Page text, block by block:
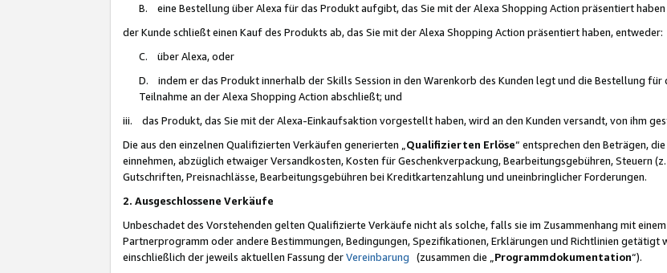
B. eine Bestellung über Alexa für das Produkt aufgibt, das Sie mit der Alexa Shopping Action präsentiert haben
der Kunde schließt einen Kauf des Produkts ab, das Sie mit der Alexa Shopping Action präsentiert haben, entweder:
C. über Alexa, oder
D. indem er das Produkt innerhalb der Skills Session in den Warenkorb des Kunden legt und die Bestellung
Teilnahme an der Alexa Shopping Action abschließt; und
iii. das Produkt, das Sie mit der Alexa-Einkaufsaktion vorgestellt haben, wird an den Kunden versandt, von ihm
Die aus den einzelnen Qualifizierten Verkäufen generierten „ Qualifizierten Erlöse“ entsprechen den Beträgen,
einnehmen, abzüglich etwaiger Versandkosten, Kosten für Geschenkverpackung, Bearbeitungsgebühren, Steuern
Gutschriften, Preisnachlässe, Bearbeitungsgebühren bei Kreditkartenzahlung und uneinbringlicher Forderungen.
2. Ausgeschlossene Verkäufe
Unbeschadet des Vorstehenden gelten Qualifizierte Verkäufe nicht als solche, falls sie im Zusammenhang mit
Partnerprogramm oder andere Bestimmungen, Bedingungen, Spezifikationen, Erklärungen und Richtlinien
einschließlich der jeweils aktuellen Fassung derVereinbarung (zusammen die „ Programmdokumentation“).